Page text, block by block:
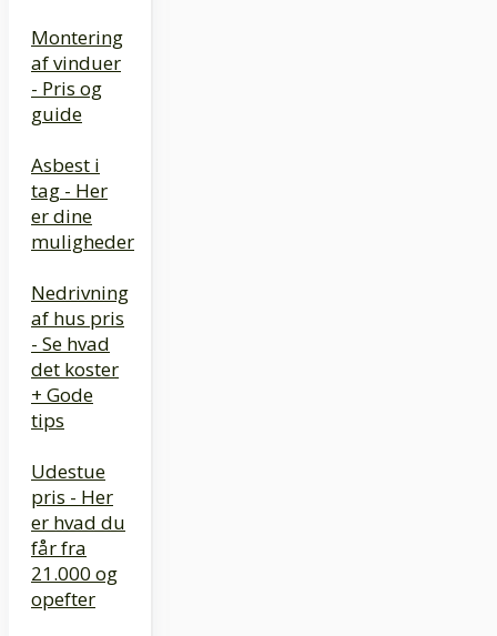
Montering
af vinduer
- Pris og
guide
Asbest i
tag - Her
er dine
muligheder
Nedrivning
af hus pris
- Se hvad
det koster
+ Gode
tips
Udestue
pris - Her
er hvad du
får fra
21.000 og
opefter